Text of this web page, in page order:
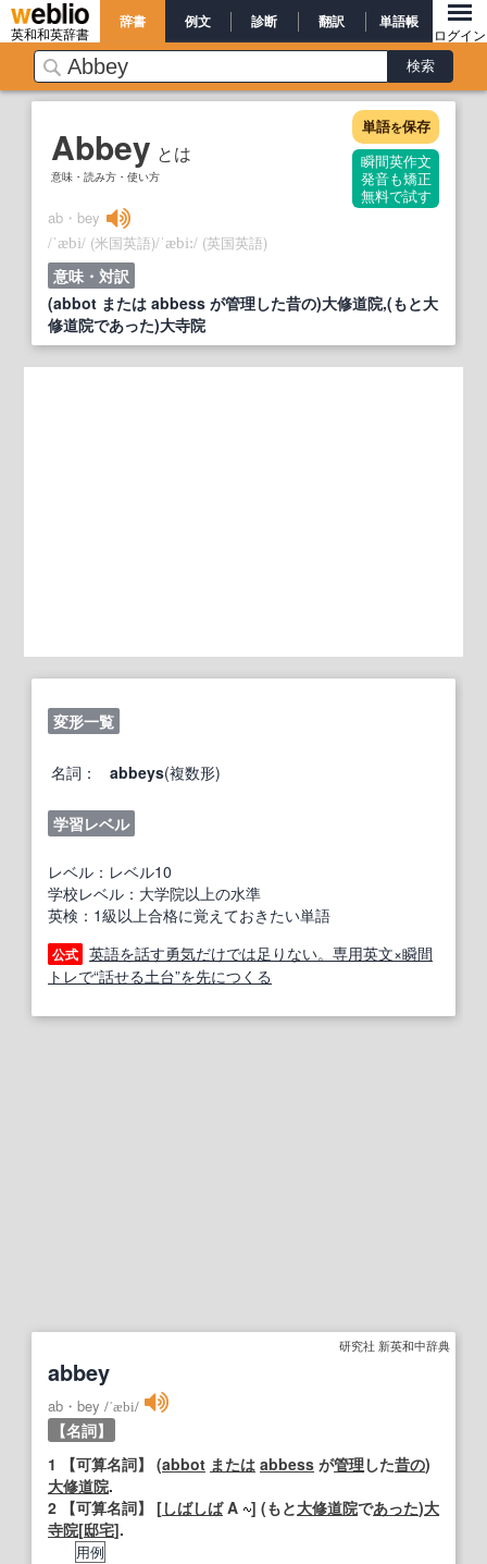
英和和英辞書
辞書 例文 診断 翻訳 単語帳
ログイン
Abbey とは
意味・読み方・使い方
単語を保存
瞬間英作文
発音も矯正
無料で試す
ab・bey
/ˈæbi/ (米国英語)/ˈæbi:/ (英国英語)
意味・対訳
(abbot または abbess が管理した昔の)大修道院,(もと大
修道院であった)大寺院
変形一覧
名詞： abbeys(複数形)
学習レベル
レベル：レベル10
学校レベル：大学院以上の水準
英検：1級以上合格に覚えておきたい単語
公式 英語を話す勇気だけでは足りない。専用英文×瞬間
トレで“話せる土台”を先につくる
研究社 新英和中辞典
abbey
ab・bey /ˈæbi/
【名詞】
1
【可算名詞】 (abbot または abbess が管理した昔の)
大修道院.
2 【可算名詞】 [しばしばA ] (もと大修道院であった)大
寺院[邸宅].
用例